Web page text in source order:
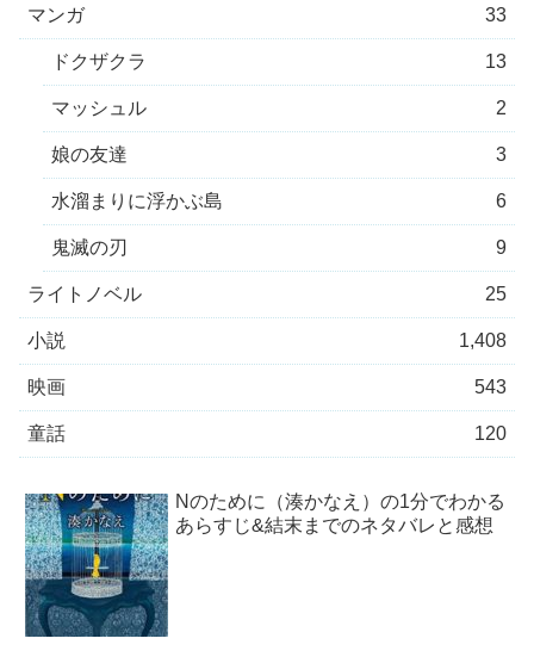
マンガ 33
ドクザクラ 13
マッシュル 2
娘の友達 3
水溜まりに浮かぶ島 6
鬼滅の刃 9
ライトノベル 25
小説 1,408
映画 543
童話 120
Nのために（湊かなえ）の1分でわかる
あらすじ&結末までのネタバレと感想